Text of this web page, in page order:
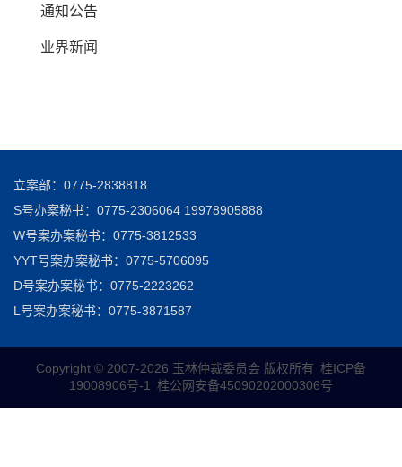
通知公告
业界新闻
立案部：0775-2838818
S号办案秘书：0775-2306064 19978905888
W号案办案秘书：0775-3812533
YYT号案办案秘书：0775-5706095
D号案办案秘书：0775-2223262
L号案办案秘书：0775-3871587
Copyright © 2007-2026 玉林仲裁委员会 版权所有 桂ICP备
19008906号-1
桂公网安备45090202000306号